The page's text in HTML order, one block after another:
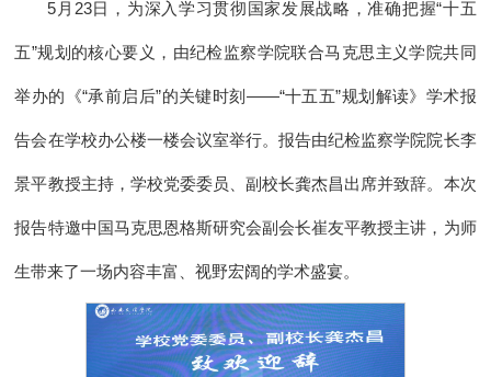
5月23日，为深入学习贯彻国家发展战略，准确把握“十五
五”规划的核心要义，由纪检监察学院联合马克思主义学院共同
举办的《“承前启后”的关键时刻——“十五五”规划解读》学术报
告会在学校办公楼一楼会议室举行。报告由纪检监察学院院长李
景平教授主持，学校党委委员、副校长龚杰昌出席并致辞。本次
报告特邀中国马克思恩格斯研究会副会长崔友平教授主讲，为师
生带来了一场内容丰富、视野宏阔的学术盛宴。